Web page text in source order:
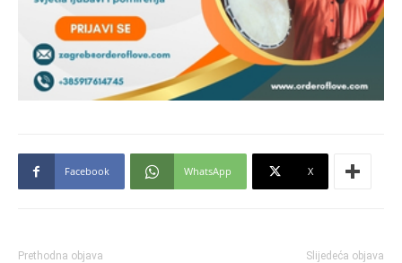
Facebook WhatsApp X
Prethodna objava Slijedeća objava